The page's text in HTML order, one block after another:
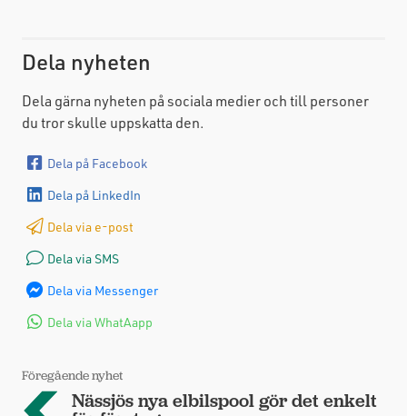
Dela nyheten
Dela gärna nyheten på sociala medier och till personer
du tror skulle uppskatta den.
Dela på Facebook
Dela på LinkedIn
Dela via e-post
Dela via SMS
Dela via Messenger
Dela via WhatAapp
Föregående nyhet
Nässjös nya elbilspool gör det enkelt